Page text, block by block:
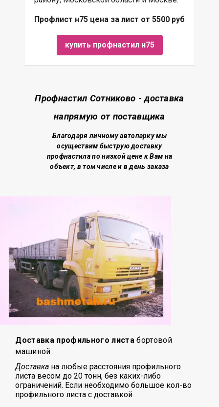
Профлист н75 цена за лист от 5500 руб
купить профнастил н75
Профнастил Сотниково - доставка
напрямую от поставщика
Благодаря личному автопарку мы
осуществим быструю доставку
профнастила по низкой цене к Вам на
объект, в том числе и в день заказа
Доставка профильного листабортовой
машиной
Доставка на любые расстояния профильного
листа весом до 20 тонн, без каких-либо
ограничений. Если необходимо большое кол-во
профильного листа с доставкой.